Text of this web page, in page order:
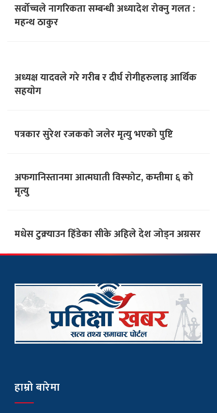
सर्वोच्चले नागरिकता सम्बन्धी अध्यादेश रोक्नु गलत :
महन्थ ठाकुर
अध्यक्ष यादवले गरे गरीब र दीर्घ राेगीहरुलाइ आर्थिक
सहयाेग
पत्रकार सुरेश रजकको जलेर मृत्यु भएको पुष्टि
अफगानिस्तानमा आत्मघाती विस्फोट, कम्तीमा ६ को
मृत्यु
मधेस टुक्र्याउन हिँडेका सीके अहिले देश जोड्न अग्रसर
हाम्रो बारेमा